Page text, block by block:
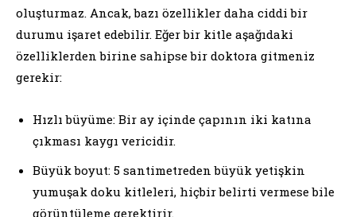
oluşturmaz. Ancak, bazı özellikler daha ciddi bir
durumu işaret edebilir. Eğer bir kitle aşağıdaki
özelliklerden birine sahipse bir doktora gitmeniz
gerekir:
Hızlı büyüme: Bir ay içinde çapının iki katına
çıkması kaygı vericidir.
Büyük boyut: 5 santimetreden büyük yetişkin
yumuşak doku kitleleri, hiçbir belirti vermese bile
görüntüleme gerektirir.